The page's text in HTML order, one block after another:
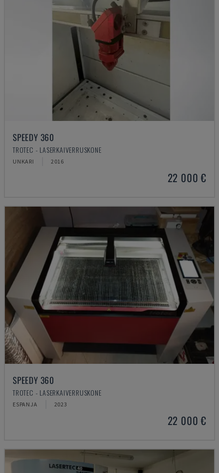
SPEEDY 360
TROTEC - LASERKAIVERRUSKONE
UNKARI 2016
22 000 €
SPEEDY 360
TROTEC - LASERKAIVERRUSKONE
ESPANJA 2023
22 000 €